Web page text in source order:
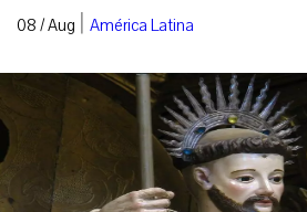
08 / Aug | América Latina